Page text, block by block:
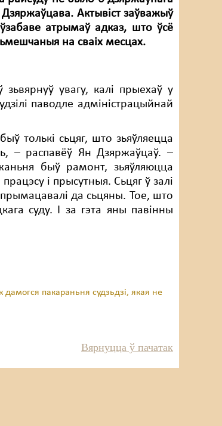
Актывіст заўважыў
атрымаў адказ, што ўсё
на сваіх месцах.
увагу, калі прыехаў у
паводле адміністрацыйнай
толькі сьцяг, што зьяўляецца
– распавёў Ян Дзяржаўцаў. –
быў рамонт, зьяўляюцца
і прысутныя. Сьцяг ў залі
прымацавалі да сьцяны. Тое, што
суду. І за гэта яны павінны
дамогся пакараньня судзьдзі, якая не
Вярнуцца ў пачатак